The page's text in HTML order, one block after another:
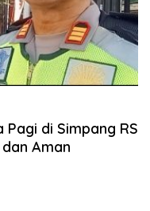
di Simpang RS
Aman